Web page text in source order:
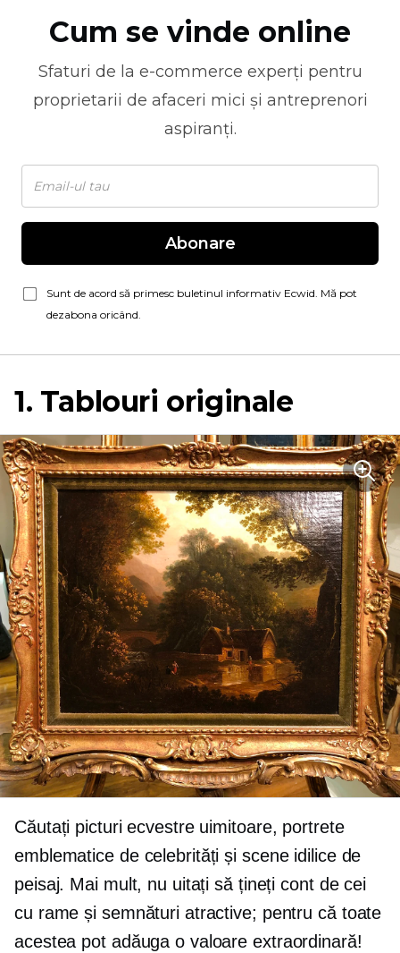
Cum se vinde online
Sfaturi de la e-commerce experți pentru
proprietarii de afaceri mici și antreprenori
aspiranți.
Abonare
Sunt de acord să primesc buletinul informativ Ecwid. Mă pot
dezabona oricând.
1. Tablouri originale
Căutați picturi ecvestre uimitoare, portrete
emblematice de celebrități și scene idilice de
peisaj. Mai mult, nu uitați să țineți cont de cei
cu rame și semnături atractive; pentru că toate
acestea pot adăuga o valoare extraordinară!